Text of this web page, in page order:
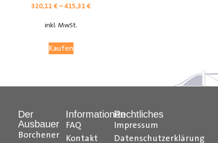
Citroen Berlingo Radkastenschutz, Citroen Jumpy
320,11€–415,31€
inkl. MwSt.
Kaufen
Der
Ausbauer
Borchener
Informationen
FAQ
Kontakt
Rechtliches
Impressum
Datenschutzerklärung